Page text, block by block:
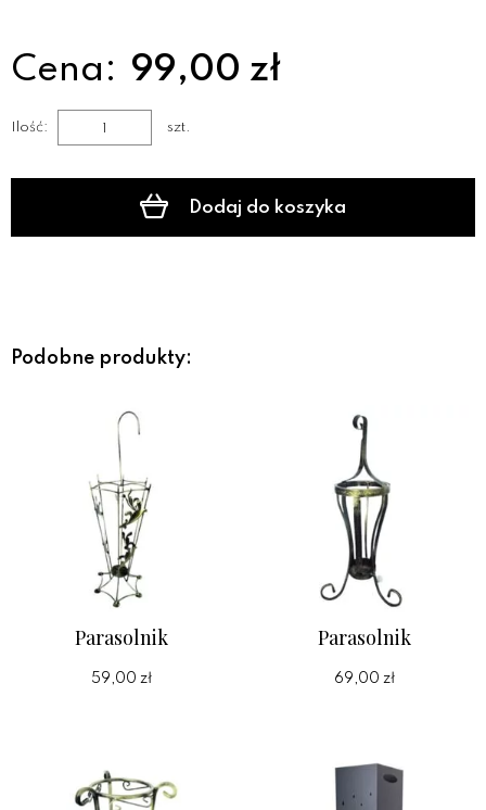
Cena: 99,00 zł
Ilość: szt.
Dodaj do koszyka
Podobne produkty:
Parasolnik
59,00 zł
Parasolnik
69,00 zł